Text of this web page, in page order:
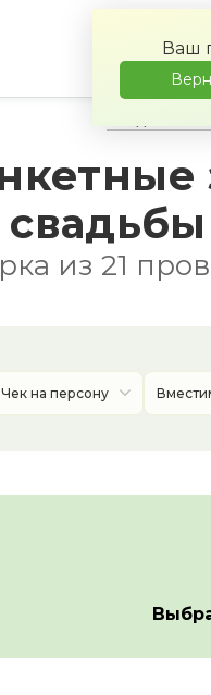
Ваш
из 21
Чек на персону